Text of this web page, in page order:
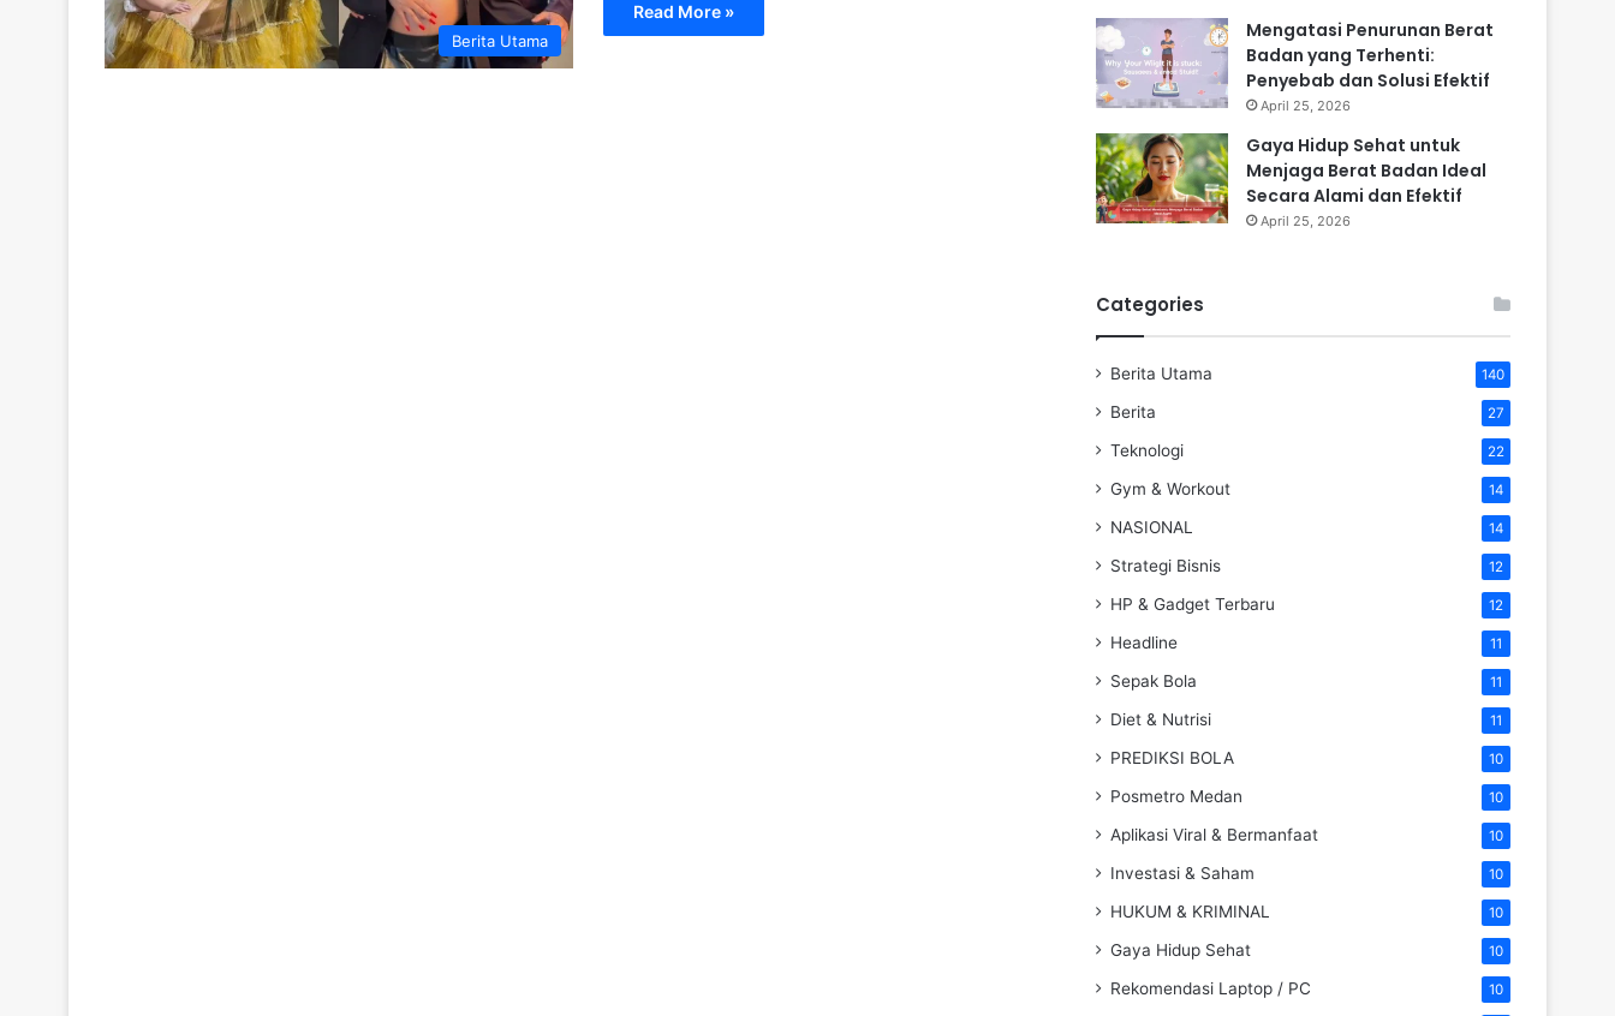
Berita Utama
Read More »
Mengatasi Penurunan Berat
Badan yang Terhenti:
Penyebab dan Solusi Efektif
April 25, 2026
Gaya Hidup Sehat untuk
Menjaga Berat Badan Ideal
Secara Alami dan Efektif
April 25, 2026
Categories
Berita Utama 140
Berita 27
Teknologi 22
Gym & Workout 14
NASIONAL 14
Strategi Bisnis 12
HP & Gadget Terbaru 12
Headline 11
Sepak Bola 11
Diet & Nutrisi 11
PREDIKSI BOLA 10
Posmetro Medan 10
Aplikasi Viral & Bermanfaat 10
Investasi & Saham 10
HUKUM & KRIMINAL 10
Gaya Hidup Sehat 10
Rekomendasi Laptop / PC 10